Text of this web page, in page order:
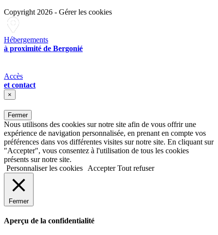
Copyright 2026 - Gérer les cookies
Hébergements
à proximité de Bergonié
Accès
et contact
×
Fermer
Nous utilisons des cookies sur notre site afin de vous offrir une
expérience de navigation personnalisée, en prenant en compte vos
préférences dans vos différentes visites sur notre site. En cliquant sur
"Accepter", vous consentez à l'utilisation de tous les cookies
présents sur notre site.
Personnaliser les cookies
Accepter Tout refuser
Fermer
Aperçu de la confidentialité